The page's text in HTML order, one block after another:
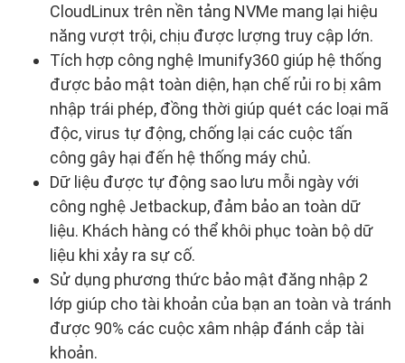
CloudLinux trên nền tảng NVMe mang lại hiệu
năng vượt trội, chịu được lượng truy cập lớn.
Tích hợp công nghệ Imunify360 giúp hệ thống
được bảo mật toàn diện, hạn chế rủi ro bị xâm
nhập trái phép, đồng thời giúp quét các loại mã
độc, virus tự động, chống lại các cuộc tấn
công gây hại đến hệ thống máy chủ.
Dữ liệu được tự động sao lưu mỗi ngày với
công nghệ Jetbackup, đảm bảo an toàn dữ
liệu. Khách hàng có thể khôi phục toàn bộ dữ
liệu khi xảy ra sự cố.
Sử dụng phương thức bảo mật đăng nhập 2
lớp giúp cho tài khoản của bạn an toàn và tránh
được 90% các cuộc xâm nhập đánh cắp tài
khoản.